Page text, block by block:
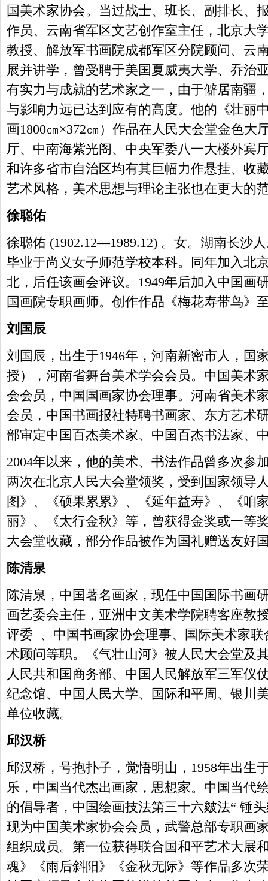
国美术家协会。当过战士、班长、副排长、
作员、云南省军区文艺创作室主任，北京大
教授、解放军书画院成都军区分院顾问、云
展并讲学，曾受聘于美国夏威夷大学、乔治
有实力与成就的艺术家之一，由于僻居南疆
与影响力远已达到应有的高度。他的《壮
画1800㎝×372㎝）作品在人民大会堂金色大
厅、中南海紫光阁、中央军委八一大楼外宾
和许多省市自治区均有其巨幅力作悬挂、收
艺术风格，美术思想与理论主张也在更大的
徐聪佑
徐聪佑 (1902.12—1989.12) 。女。湖南长沙
毕业于尚义女子师范学校本科。同年加入北
北，后任该画会评议。1949年后加入中国画
国画院专职画师。创作作品《梅花寿带鸟》
刘国辰
刘国辰，出生于1946年，河南新密市人，国
授），河南省舞台美术学会会员。中国美术
会会员，中国国画家协会理事。河南省美术
会员，中国书画报社特聘书画家、东方艺术
部审定中国百杰美术家、中国百杰书法家、
2004年以来，他的美术、书法作品曾多次参
两次在北京人民大会堂领奖，受到国家领导
图》、《硕果累累》、《延年益寿》、《咱
丽》、《太行金秋》等，曾获得金奖或一等
大会堂收藏，部分作品被作为国礼赠送友好
陈清泉
陈清泉，中国著名画家，现任中国国际书画
画艺委会主任，亚洲中文美术学院聘客座教
评委 、中国书画家协会理事、国际美术家
术顾问等职。《气壮山河》被人民大会堂及
人民共和国商务部、中国人民解放军三军仪
纪念馆、中国人民大学、国际和平周、银川
单位收藏。
邱汉桥
邱汉桥，号抱扑子，觉悟明山，1958年出生
乐，中国当代杰出画家，思想家。中国当代
的倡导者，中国绘画技法第三十六皴法“ 锤
现为中国美术家协会会员，武警总部专职画
组织成员。第一位获得联合国和平艺术大展
魂》《雨后斜阳》《金秋无际》等作品多次